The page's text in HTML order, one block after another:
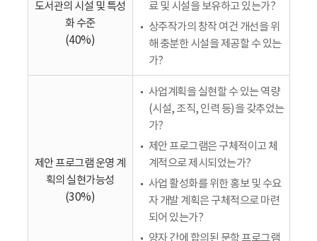
도서관의 시설 및 특성
화 수준
(40%)
료 및 시설을 보유하고 있는가?
상주작가의 창작 여건 개선을 위
해 충분한 시설을 제공할 수 있는
가?
제안 프로그램 운영 계
획의 실현가능성
(30%)
사업계획을 실현할 수 있는 역량
(시설, 조직, 인력 등)을 갖추었는
가?
제안 프로그램은 구체적이고 체
계적으로 제시되었는가?
사업 활성화를 위한 홍보 및 수요
자 개발 계획은 구체적으로 마련
되어 있는가?